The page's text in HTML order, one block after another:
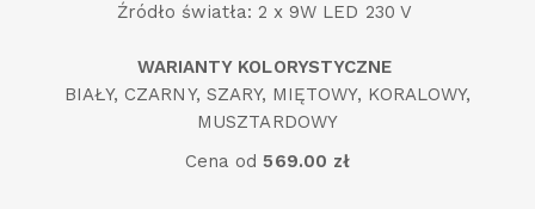
Źródło światła: 2 x 9W LED 230 V
WARIANTY KOLORYSTYCZNE
BIAŁY, CZARNY, SZARY, MIĘTOWY, KORALOWY,
MUSZTARDOWY
Cena od569.00 zł